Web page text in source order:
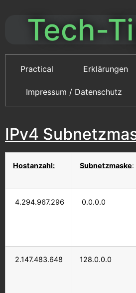
Tech-
Practical Erklärungen
Impressum / Datenschutz
IPv4
Hostanzahl: Subnetzmaske:
4.294.967.296 0.0.0.0
2.147.483.648 128.0.0.0